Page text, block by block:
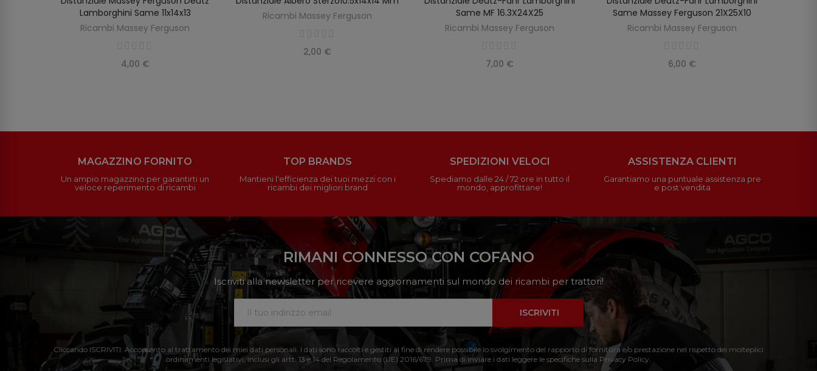
Lamborghini Same 11x14x13
Ricambi Massey Ferguson
4,00 €
Ricambi Massey Ferguson
2,00 €
Same MF 16.3X24X25
Ricambi Massey Ferguson
7,00 €
Same Massey Ferguson 21X25X10
Ricambi Massey Ferguson
6,00 €
MAGAZZINO FORNITO
Un ampio magazzino per garantirti un
veloce reperimento di ricambi
TOP BRANDS
Mantieni l'efficienza dei tuoi mezzi con i
ricambi dei migliori brand
SPEDIZIONI VELOCI
Spediamo dalle 24 / 72 ore in tutto il
mondo, approfittane!
ASSISTENZA CLIENTI
Garantiamo una puntuale assistenza pre
e post vendita
RIMANI CONNESSO CON COFANO
Iscriviti alla newsletter per ricevere aggiornamenti sul mondo dei ricambi per trattori!
ISCRIVITI
Cliccando ISCRIVITI: Acconsento al trattamento dei miei dati personali. I dati sono raccolti e gestiti al fine di rendere possibile lo svolgimento del rapporto di fornitura e/o prestazione nel rispetto dei molteplici
ordinamenti legislativi, inclusi gli artt. 13 e 14 del Regolamento (UE) 2016/679. Prima di inviare i dati leggere le specifiche sulla Privacy Policy.